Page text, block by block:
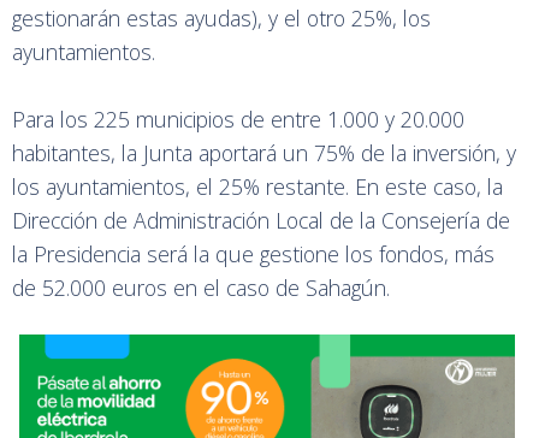
gestionarán estas ayudas), y el otro 25%, los
ayuntamientos.
Para los 225 municipios de entre 1.000 y 20.000
habitantes, la Junta aportará un 75% de la inversión, y
los ayuntamientos, el 25% restante. En este caso, la
Dirección de Administración Local de la Consejería de
la Presidencia será la que gestione los fondos, más
de 52.000 euros en el caso de Sahagún.